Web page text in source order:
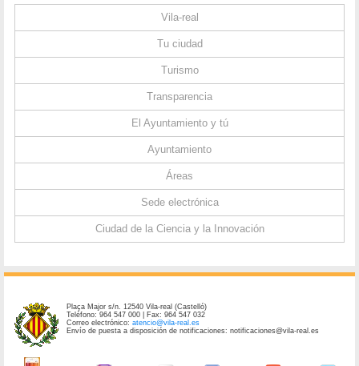
Vila-real
Tu ciudad
Turismo
Transparencia
El Ayuntamiento y tú
Ayuntamiento
Áreas
Sede electrónica
Ciudad de la Ciencia y la Innovación
Plaça Major s/n. 12540 Vila-real (Castelló)
Teléfono: 964 547 000 | Fax: 964 547 032
Correo electrónico:atencio@vila-real.es
Envío de puesta a disposición de notificaciones: notificaciones@vila-real.es